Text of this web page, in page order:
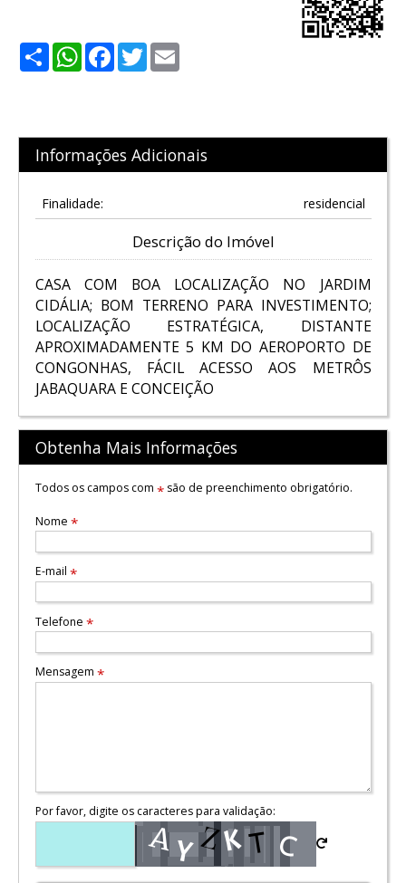
ShareWhatsApp
Facebook
Twitter
Informações Adicionais
Finalidade: residencial
Descrição do Imóvel
CASA COM BOA LOCALIZAÇÃO NO JARDIM
CIDÁLIA; BOM TERRENO PARA INVESTIMENTO;
LOCALIZAÇÃO ESTRATÉGICA, DISTANTE
APROXIMADAMENTE 5 KM DO AEROPORTO DE
CONGONHAS, FÁCIL ACESSO AOS METRÔS
JABAQUARA E CONCEIÇÃO
Obtenha Mais Informações
Todos os campos com *são de preenchimento obrigatório.
Nome *
E-mail *
Telefone *
Mensagem *
Por favor, digite os caracteres para validação: